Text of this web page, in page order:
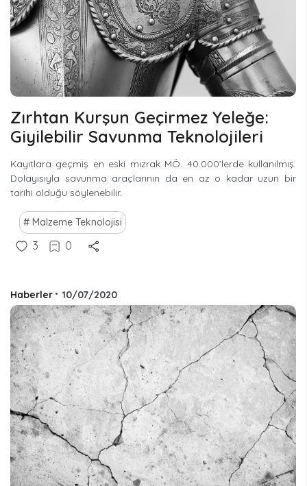
Zırhtan Kurşun Geçirmez Yeleğe:
Giyilebilir Savunma Teknolojileri
Kayıtlara geçmiş en eski mızrak MÖ. 40.000’lerde kullanılmış.
Dolayısıyla savunma araçlarının da en az o kadar uzun bir
tarihi olduğu söylenebilir.
Malzeme Teknolojisi
3 0
Haberler • 10/07/2020